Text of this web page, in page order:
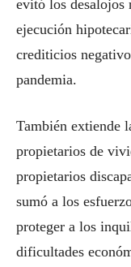
evitó los desalojos
ejecución
crediticios
pandemia.
También extiende
propietarios de
propietarios
sumó a los
proteger a los
dificultades